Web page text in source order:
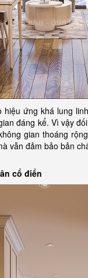
ứng khá lung
đáng kể. Vì vậy
gian thoáng
vẫn đảm bảo bản
cổ điển